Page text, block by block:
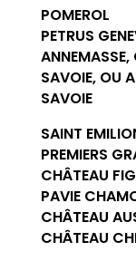
POMEROL
PETRUS
ANNEMASSE,
SAVOIE, OU
SAVOIE
SAINT
PREMIERS
CHÂTEAU
PAVIE
CHÂTEAU
CHÂTEAU